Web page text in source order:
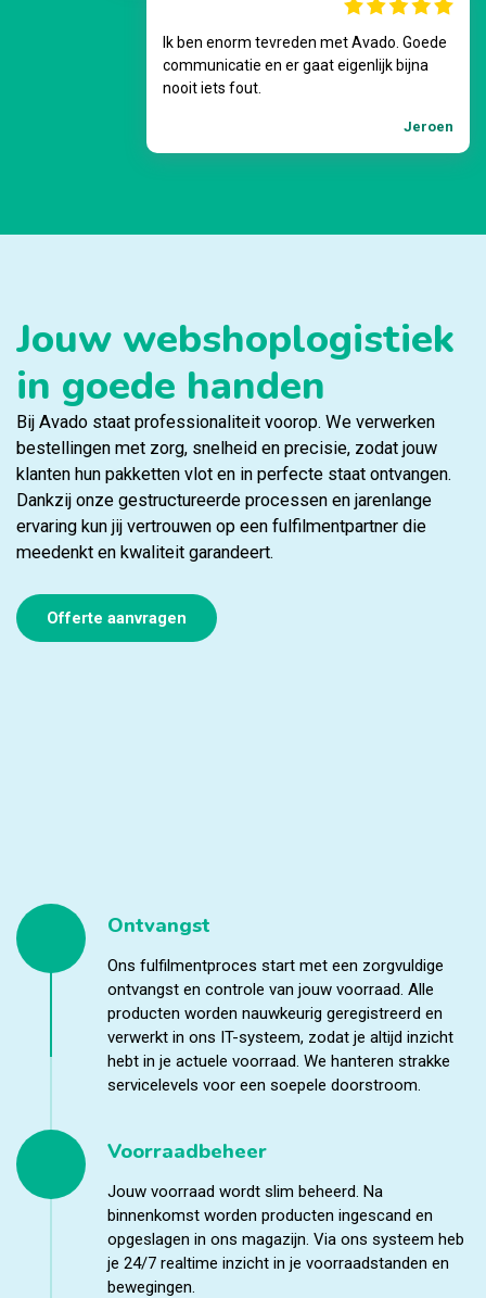
Ik ben enorm tevreden met Avado. Goede
communicatie en er gaat eigenlijk bijna
nooit iets fout.
Jeroen
Jouw webshoplogistiek
in goede handen
Bij Avado staat professionaliteit voorop. We verwerken
bestellingen met zorg, snelheid en precisie, zodat jouw
klanten hun pakketten vlot en in perfecte staat ontvangen.
Dankzij onze gestructureerde processen en jarenlange
ervaring kun jij vertrouwen op een fulfilmentpartner die
meedenkt en kwaliteit garandeert.
Offerte aanvragen
Ontvangst
Ons fulfilmentproces start met een zorgvuldige
ontvangst en controle van jouw voorraad. Alle
producten worden nauwkeurig geregistreerd en
verwerkt in ons IT-systeem, zodat je altijd inzicht
hebt in je actuele voorraad. We hanteren strakke
servicelevels voor een soepele doorstroom.
Voorraadbeheer
Jouw voorraad wordt slim beheerd. Na
binnenkomst worden producten ingescand en
opgeslagen in ons magazijn. Via ons systeem heb
je 24/7 realtime inzicht in je voorraadstanden en
bewegingen.